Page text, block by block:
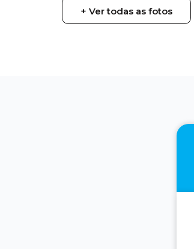
+ Ver todas as fotos